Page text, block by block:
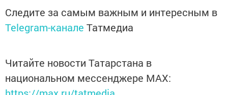
Следите за самым важным и интересным в
Telegram-канале Татмедиа
Читайте новости Татарстана в
национальном мессенджере MАХ: